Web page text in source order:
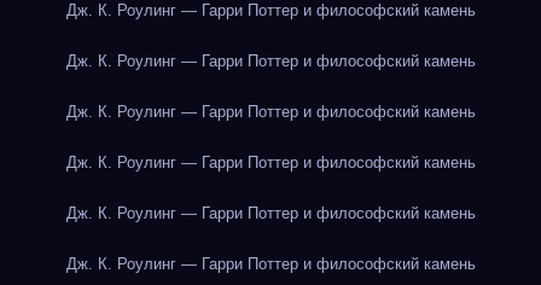
Дж. К. Роулинг — Гарри Поттер и философский камень
Дж. К. Роулинг — Гарри Поттер и философский камень
Дж. К. Роулинг — Гарри Поттер и философский камень
Дж. К. Роулинг — Гарри Поттер и философский камень
Дж. К. Роулинг — Гарри Поттер и философский камень
Дж. К. Роулинг — Гарри Поттер и философский камень